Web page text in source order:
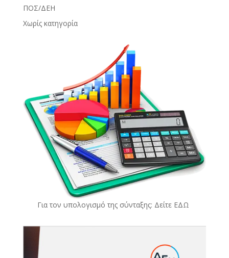
ΠΟΣ/ΔΕΗ
Χωρίς κατηγορία
Για τον υπολογισμό της σύνταξης: Δείτε ΕΔΩ